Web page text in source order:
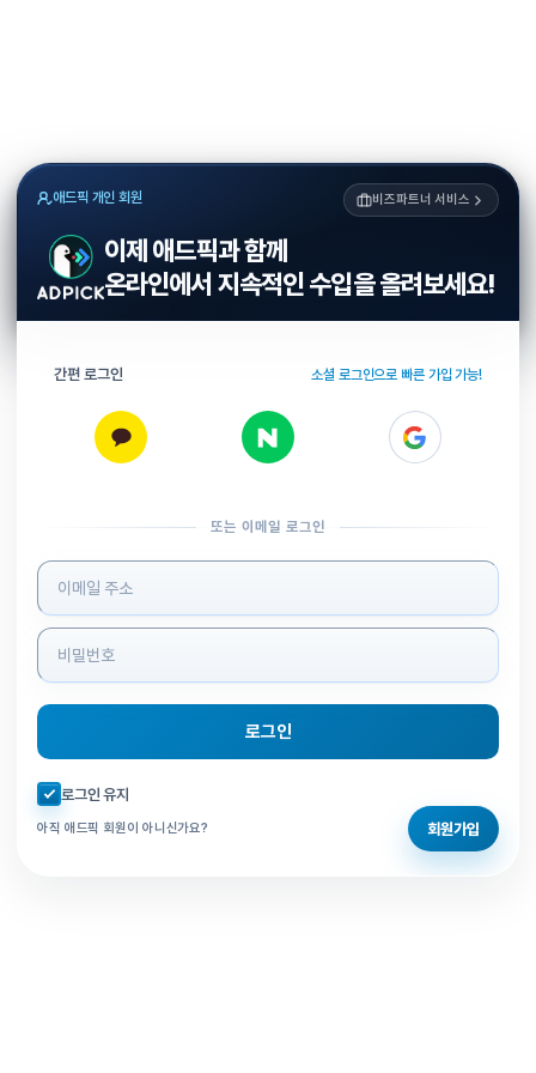
애드픽 개인 회원 비즈파트너 서비스
이제 애드픽과 함께
온라인에서 지속적인 수입을 올려보세요!
간편 로그인 소셜 로그인으로 빠른 가입 가능!
또는 이메일 로그인
로그인 정보 입력
로그인
자동로그인 체크
로그인 유지
아직 애드픽 회원이 아니신가요? 회원가입